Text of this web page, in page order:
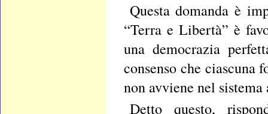
Questa domanda è
“Terra e Libertà” è
una democrazia
consenso che ciascuna
non avviene nel sistema
Detto questo,